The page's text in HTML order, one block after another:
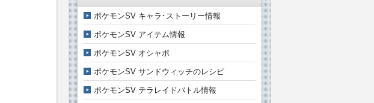
ポケモンSV キャラ･ストーリー情報
ポケモンSV アイテム情報
ポケモンSV オシャボ
ポケモンSV サンドウィッチのレシピ
ポケモンSV テラレイドバトル情報